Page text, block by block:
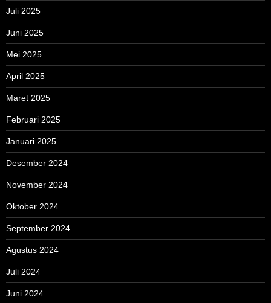
Juli 2025
Juni 2025
Mei 2025
April 2025
Maret 2025
Februari 2025
Januari 2025
Desember 2024
November 2024
Oktober 2024
September 2024
Agustus 2024
Juli 2024
Juni 2024